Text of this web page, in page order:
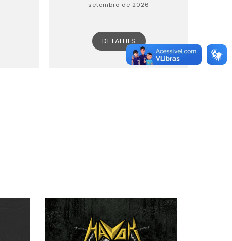
setembro de 2026
DETALHES